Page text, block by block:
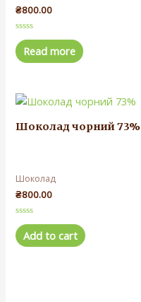
₴800.00
Rated
0
out
of
Read more
Шоколад чорний 73%
Шоколад
₴800.00
Rated
0
out
of
Add to cart